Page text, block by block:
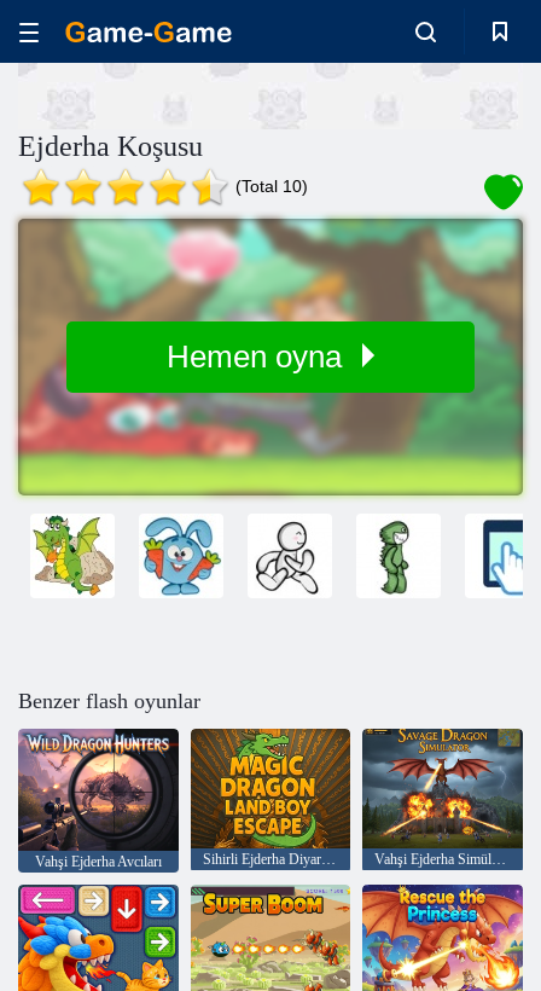
Ejderha Koşusu
(Total 10)
Hemen oyna
Benzer flash oyunlar
Vahşi Ejderha Avcıları Sihirli Ejderha Diyarı Çocuktan Kaçış Vahşi Ejderha Simülatörü